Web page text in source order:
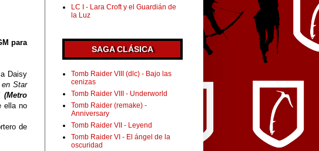
para
Daisy
Star
(Metro
ella no
de
LC I - Lara Croft y el Guardián de
la Luz
SAGA CLÁSICA
Tomb Raider VIII (dlc) - Bajo las
cenizas
Tomb Raider VIII - Underworld
Tomb Raider (remake) -
Anniversary
Tomb Raider VII - Leyend
Tomb Raider VI - El ángel de la
oscuridad